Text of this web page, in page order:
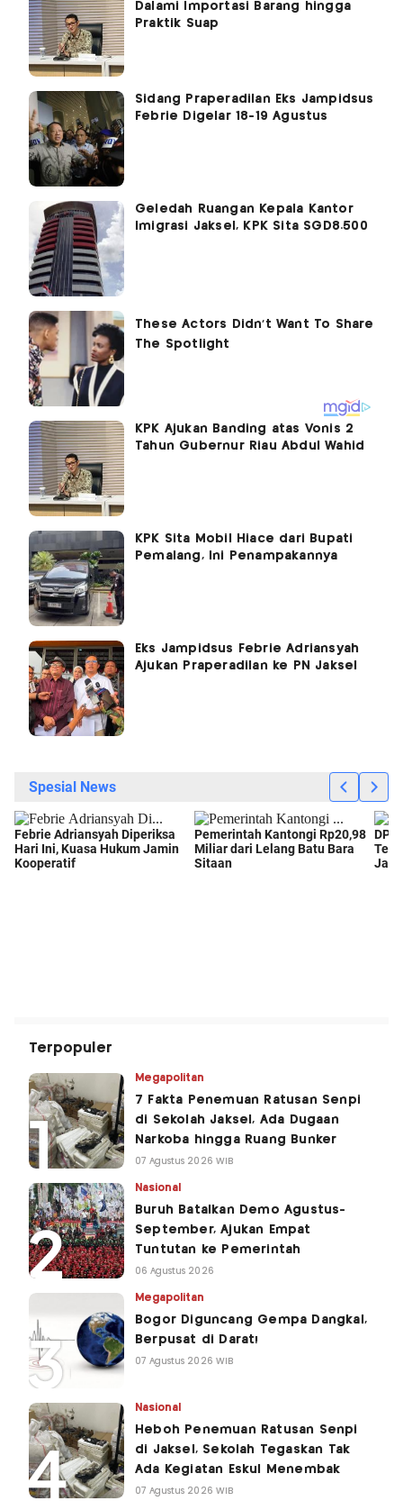
Dalami Importasi Barang hingga
Praktik Suap
Sidang Praperadilan Eks Jampidsus
Febrie Digelar 18-19 Agustus
Geledah Ruangan Kepala Kantor
Imigrasi Jaksel, KPK Sita SGD8.500
KPK Ajukan Banding atas Vonis 2
Tahun Gubernur Riau Abdul Wahid
KPK Sita Mobil Hiace dari Bupati
Pemalang, Ini Penampakannya
Eks Jampidsus Febrie Adriansyah
Ajukan Praperadilan ke PN Jaksel
Terpopuler
Megapolitan
7 Fakta Penemuan Ratusan Senpi
di Sekolah Jaksel, Ada Dugaan
Narkoba hingga Ruang Bunker
07 Agustus 2026 WIB
Nasional
Buruh Batalkan Demo Agustus-
September, Ajukan Empat
Tuntutan ke Pemerintah
06 Agustus 2026
Megapolitan
Bogor Diguncang Gempa Dangkal,
Berpusat di Darat!
07 Agustus 2026 WIB
Nasional
Heboh Penemuan Ratusan Senpi
di Jaksel, Sekolah Tegaskan Tak
Ada Kegiatan Eskul Menembak
07 Agustus 2026 WIB